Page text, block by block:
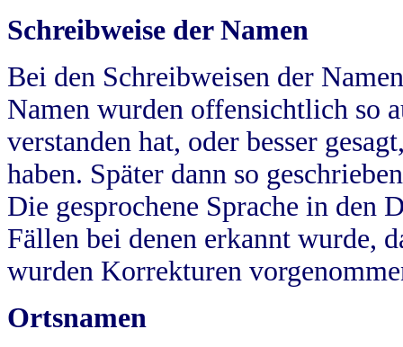
Schreibweise der Namen
Bei den Schreibweisen der
Namen wurden offensichtlich so
verstanden hat, oder besser
haben. Später dann so
Die gesprochene Sprache in
Fällen bei denen erkannt wurde,
wurden Korrekturen
Ortsnamen